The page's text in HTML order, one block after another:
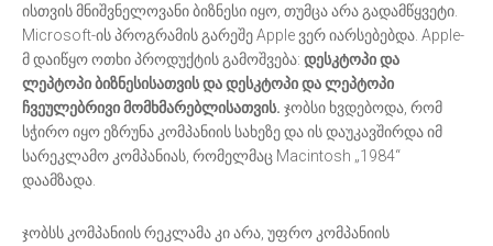
ისთვის მნიშვნელოვანი ბიზნესი იყო, თუმცა არა გადამწყვეტი.
Microsoft-ის პროგრამის გარეშე Apple ვერ იარსებებდა. Apple-
მ დაიწყო ოთხი პროდუქტის გამოშვება: დესკტოპი და
ლეპტოპი ბიზნესისათვის და დესკტოპი და ლეპტოპი
ჩვეულებრივი მომხმარებლისათვის. ჯობსი ხვდებოდა, რომ
სჭირო იყო ეზრუნა კომპანიის სახეზე და ის დაუკავშირდა იმ
სარეკლამო კომპანიას, რომელმაც Macintosh „1984“
დაამზადა.
ჯობსს კომპანიის რეკლამა კი არა, უფრო კომპანიის